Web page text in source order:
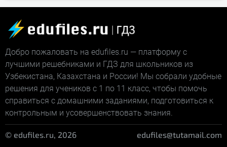
Добро пожаловать на edufiles.ru — платформу с
лучшими решебниками и ГДЗ для школьников из
Узбекистана, Казахстана и России! Мы собрали удобные
решения для учеников с 1 по 11 класс, чтобы помочь
справиться с домашними заданиями, подготовиться к
контрольным и усовершенствовать знания.
© edufiles.ru, 2026 edufiles@tutamail.com